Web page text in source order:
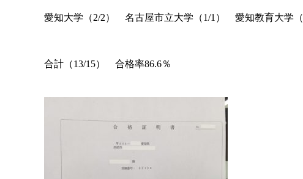
愛知大学（2/2） 名古屋市立大学（1/1 ） 愛知教育大学（
合計（13/15） 合格率86.6％